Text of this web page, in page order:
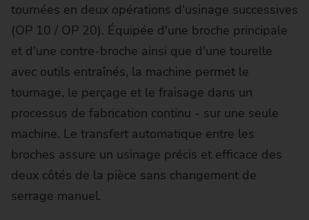
tournées en deux opérations d'usinage successives
(OP 10 / OP 20). Équipée d'une broche principale
et d'une contre-broche ainsi que d'une tourelle
avec outils entraînés, la machine permet le
tournage, le perçage et le fraisage dans un
processus de fabrication continu - sur une seule
machine. Le transfert automatique entre les
broches assure un usinage précis et efficace des
deux côtés de la pièce sans changement de
serrage manuel.